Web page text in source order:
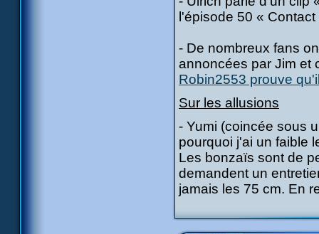
l'épisode 50 « Contact
- De nombreux fans
annoncées par Jim et
Robin2553 prouve
Sur les allusions
- Yumi (coincée sous
pourquoi j'ai un faible
Les bonzaïs sont de
demandent un
jamais les 75 cm. En